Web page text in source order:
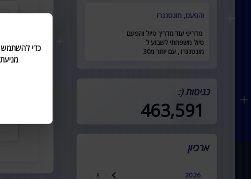
והפעם, מונטנגרו
מדריפ עוד מדריך טיול והפעם
טיול משפחתי לשבוע ל
מונטנגרו , עם יותר מ30
כניסות (:
463,591
ארכיון
2026
8
כדי להשתמש